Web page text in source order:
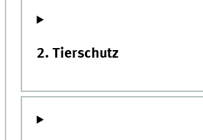
2. Tierschutz